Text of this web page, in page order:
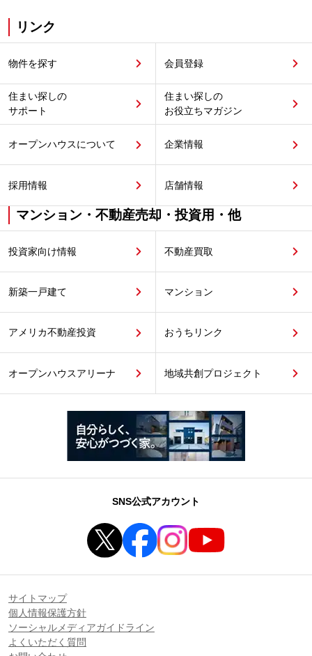
リンク
物件を探す 会員登録
住まい探しの
サポート
住まい探しの
お役立ちマガジン
オープンハウスについて 企業情報
採用情報 店舗情報
マンション・不動産売却・投資用・他
投資家向け情報 不動産買取
新築一戸建て マンション
アメリカ不動産投資 おうちリンク
オープンハウスアリーナ 地域共創プロジェクト
SNS公式アカウント
サイトマップ
個人情報保護方針
ソーシャルメディアガイドライン
よくいただく質問